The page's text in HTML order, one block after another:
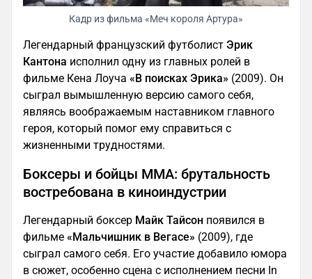
Кадр из фильма «Меч короля Артура»
Легендарный французский футболист Эрик
Кантона исполнил одну из главных ролей в
фильме Кена Лоуча «В поисках Эрика» (2009). Он
сыграл вымышленную версию самого себя,
являясь воображаемым наставником главного
героя, который помог ему справиться с
жизненными трудностями.
Боксеры и бойцы MMA: брутальность
востребована в киноиндустрии
Легендарный боксер Майк Тайсон появился в
фильме «Мальчишник в Вегасе» (2009), где
сыграл самого себя. Его участие добавило юмора
в сюжет, особенно сцена с исполнением песни In